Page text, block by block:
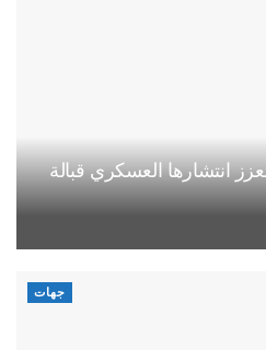
انتشارها العسكري قبالة
جهات